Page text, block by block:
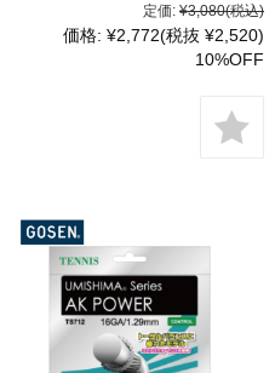
定価: ¥3,080(税込)
価格: ¥2,772(税抜 ¥2,520)
10%OFF